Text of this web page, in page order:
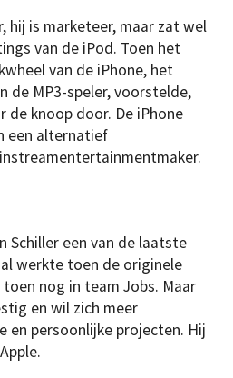
hij is marketeer, maar zat wel
van de iPod. Toen het
van de iPhone, het
de MP3-speler, voorstelde,
de knoop door. De iPhone
een alternatief
Schiller een van de laatste
werkte toen de originele
nog in team Jobs. Maar
en wil zich meer
en persoonlijke projecten. Hij